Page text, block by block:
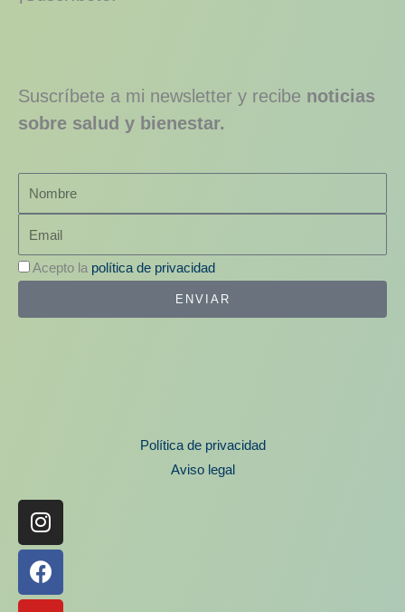
Suscríbete a mi newsletter y recibe noticias
sobre salud y bienestar.
Acepto la política de privacidad
ENVIAR
Política de privacidad
Aviso legal
Instagram
Facebook
Youtube